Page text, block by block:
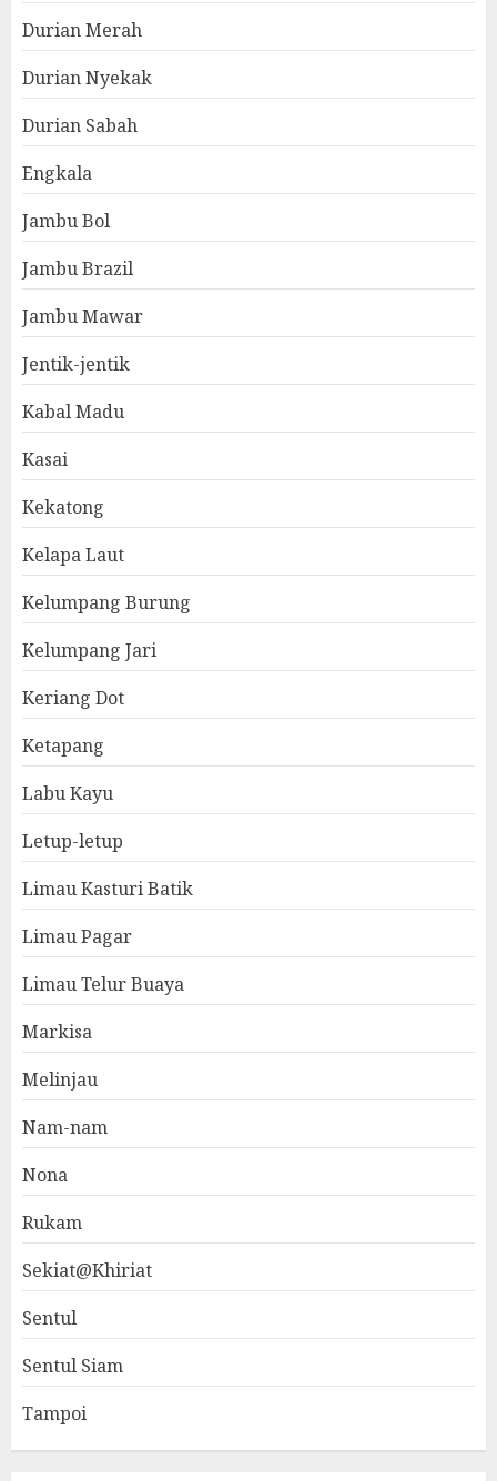
Durian Merah
Durian Nyekak
Durian Sabah
Engkala
Jambu Bol
Jambu Brazil
Jambu Mawar
Jentik-jentik
Kabal Madu
Kasai
Kekatong
Kelapa Laut
Kelumpang Burung
Kelumpang Jari
Keriang Dot
Ketapang
Labu Kayu
Letup-letup
Limau Kasturi Batik
Limau Pagar
Limau Telur Buaya
Markisa
Melinjau
Nam-nam
Nona
Rukam
Sekiat@Khiriat
Sentul
Sentul Siam
Tampoi